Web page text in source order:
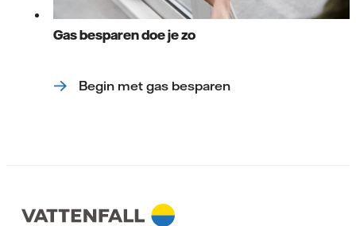
Gas besparen doe je zo
Begin met gas besparen